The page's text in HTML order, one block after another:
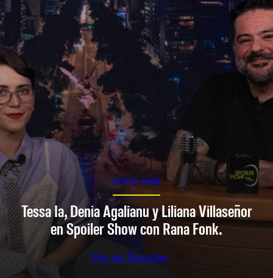
SPOILER SHOW
Tessa Ia, Denia Agalianu y Liliana Villaseñor
en Spoiler Show con Rana Fonk.
Ver en Youtube